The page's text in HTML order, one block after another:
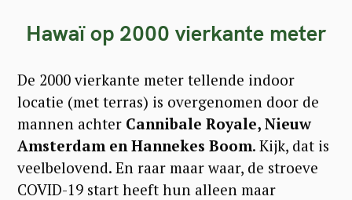
Hawaï op 2000 vierkante meter
De 2000 vierkante meter tellende indoor
locatie (met terras) is overgenomen door de
mannen achter Cannibale Royale, Nieuw
Amsterdam en Hannekes Boom. Kijk, dat is
veelbelovend. En raar maar waar, de stroeve
COVID-19 start heeft hun alleen maar